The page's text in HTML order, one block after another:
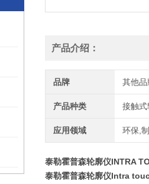
产品介绍：
品牌 其他品
产品种类 接触
应用领域 环保,
泰勒霍普森轮廓仪INTRA
泰勒霍普森轮廓仪Intra